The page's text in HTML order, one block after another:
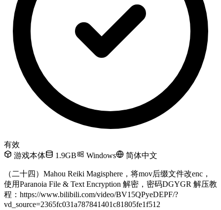
有效
游戏本体
1.9GB Windows 简体中文
（二十四）Mahou Reiki Magisphere，将mov后缀文件改enc，
使用Paranoia File & Text Encryption 解密，密码DGYGR 解压教
程：https://www.bilibili.com/video/BV15QPyeDEPF/?
vd_source=2365fc031a787841401c81805fe1f512